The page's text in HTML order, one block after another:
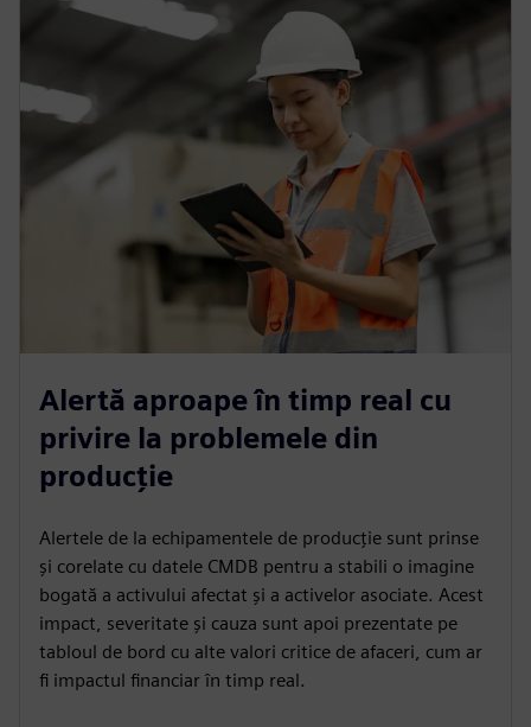
Alertă aproape în timp real cu
privire la problemele din
producție
Alertele de la echipamentele de producție sunt prinse
și corelate cu datele CMDB pentru a stabili o imagine
bogată a activului afectat și a activelor asociate. Acest
impact, severitate și cauza sunt apoi prezentate pe
tabloul de bord cu alte valori critice de afaceri, cum ar
fi impactul financiar în timp real.